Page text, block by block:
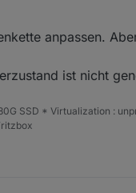
hast, reagiert der DP
oder ?
anpassen.
ist nicht
SSD * Virtualization :